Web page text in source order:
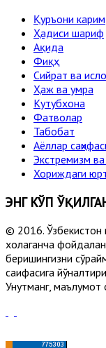
Қуръони карим
Ҳадиси шариф
Ақида
Фиқҳ
Сийрат ва
Ҳаж ва умра
Кутубхона
Фатволар
Табобат
Аёллар
Экстремизм
Хориждаги
ЭНГ КЎП
© 2016. Ўзбекистон
хоҳлаганча
беришингизни
саҳифасига
Унутманг, маълумот